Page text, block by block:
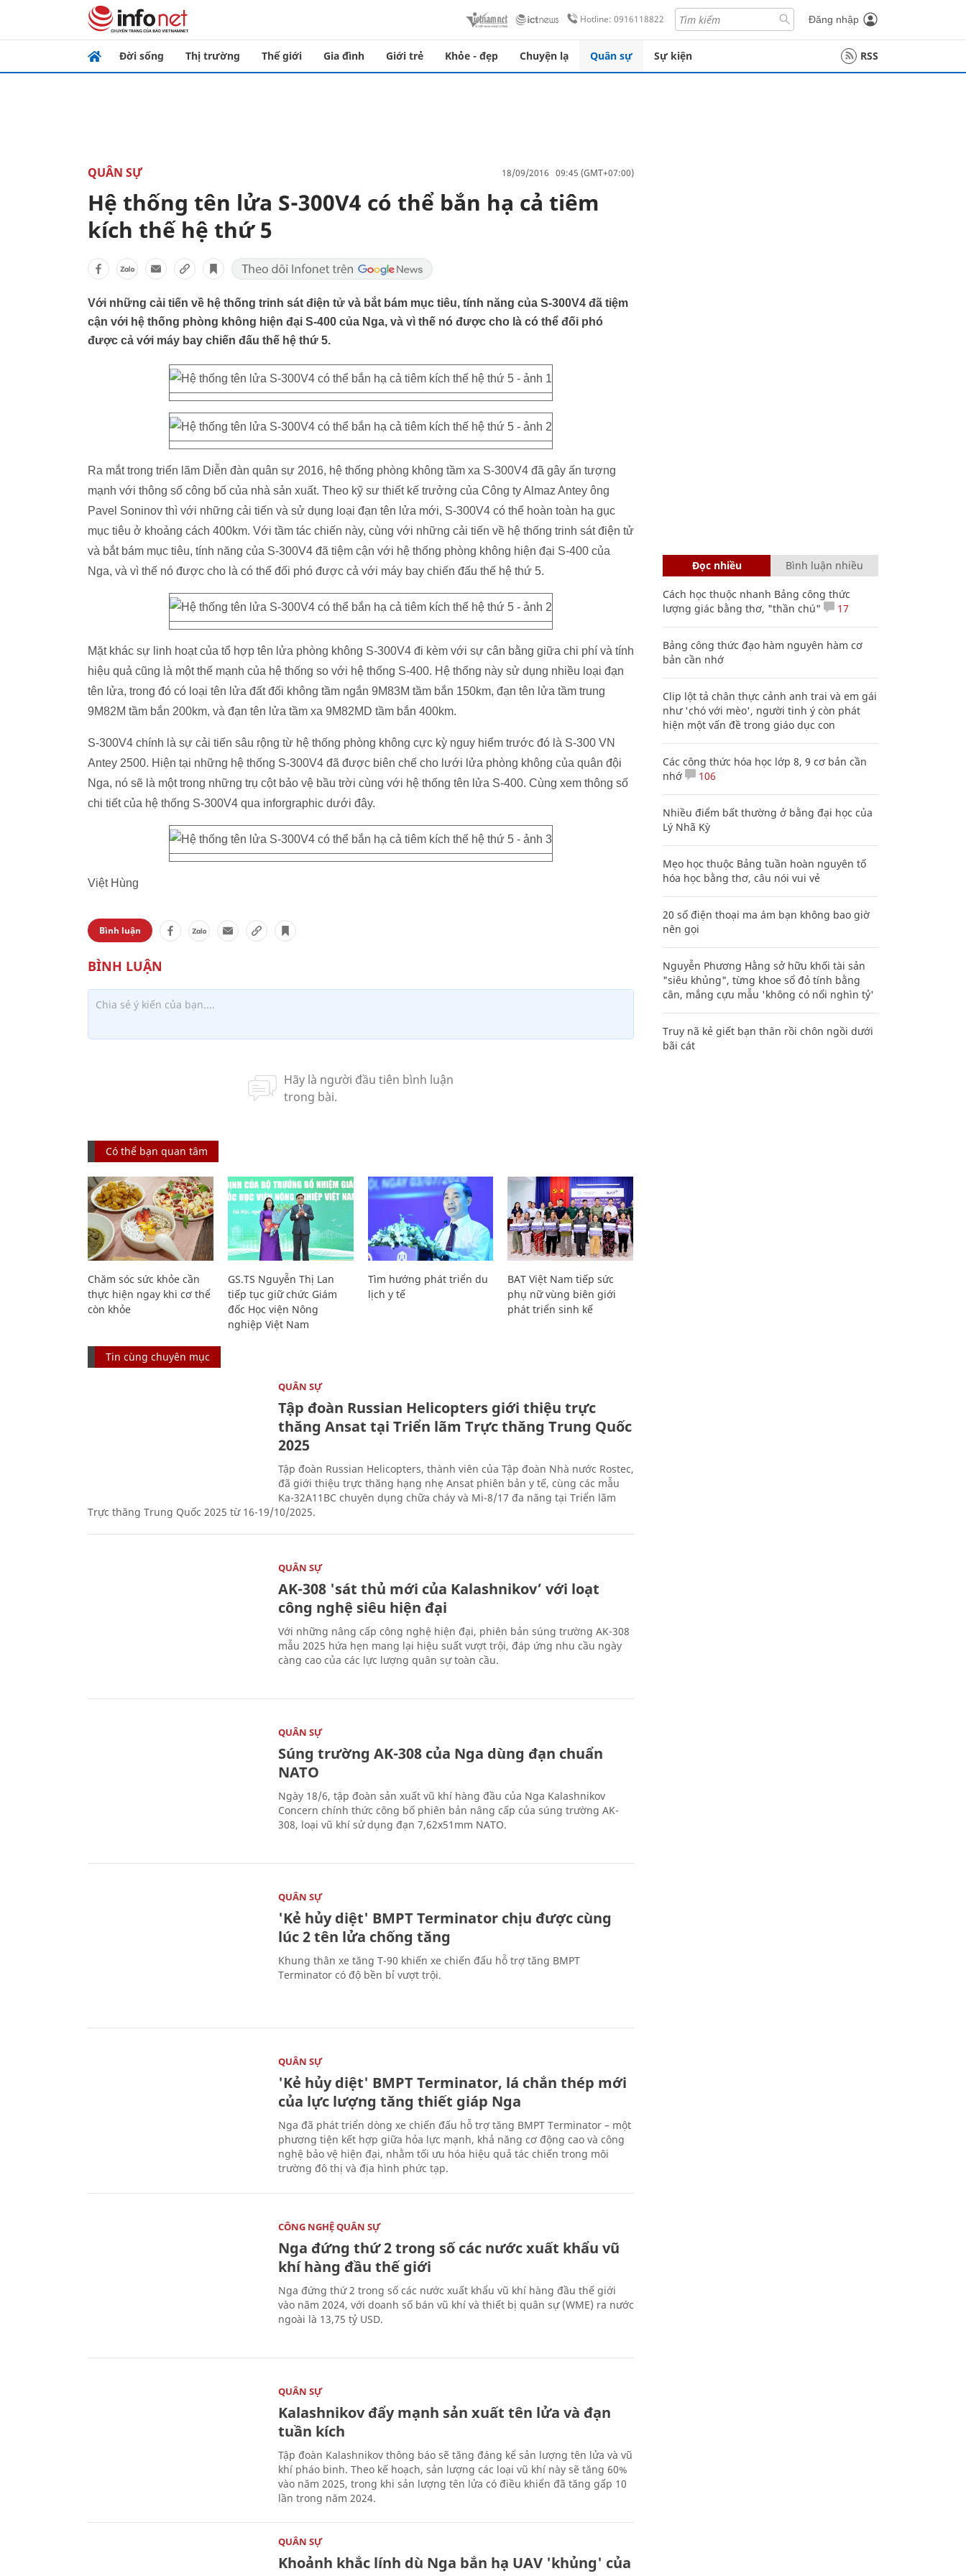
Hotline: 0916118822 Đăng nhập
Đời sống Thị trường Thế giới Gia đình Giới trẻ Khỏe - đẹp Chuyện lạ Quân sự Sự kiện RSS
QUÂN SỰ 18/09/2016 09:45 (GMT+07:00)
Hệ thống tên lửa S-300V4 có thể bắn hạ cả tiêm
kích thế hệ thứ 5
Với những cải tiến về hệ thống trinh sát điện tử và bắt bám mục tiêu, tính năng của S-300V4 đã tiệm
cận với hệ thống phòng không hiện đại S-400 của Nga, và vì thế nó được cho là có thể đối phó
được cả với máy bay chiến đấu thế hệ thứ 5.
Ra mắt trong triển lãm Diễn đàn quân sự 2016, hệ thống phòng không tầm xa S-300V4 đã gây ấn tượng
mạnh với thông số công bố của nhà sản xuất. Theo kỹ sư thiết kế trưởng của Công ty Almaz Antey ông
Pavel Soninov thì với những cải tiến và sử dụng loại đạn tên lửa mới, S-300V4 có thể hoàn toàn hạ gục
mục tiêu ở khoảng cách 400km. Với tầm tác chiến này, cùng với những cải tiến về hệ thống trinh sát điện tử
và bắt bám mục tiêu, tính năng của S-300V4 đã tiệm cận với hệ thống phòng không hiện đại S-400 của
Nga, và vì thế nó được cho là có thể đối phó được cả với máy bay chiến đấu thế hệ thứ 5.
Mặt khác sự linh hoạt của tổ hợp tên lửa phòng không S-300V4 đi kèm với sự cân bằng giữa chi phí và tính
hiệu quả cũng là một thế mạnh của hệ thống so với hệ thống S-400. Hệ thống này sử dụng nhiều loại đạn
tên lửa, trong đó có loại tên lửa đất đối không tầm ngắn 9M83M tầm bắn 150km, đạn tên lửa tầm trung
9M82M tầm bắn 200km, và đạn tên lửa tầm xa 9M82MD tầm bắn 400km.
S-300V4 chính là sự cải tiến sâu rộng từ hệ thống phòng không cực kỳ nguy hiểm trước đó là S-300 VN
Antey 2500. Hiện tại những hệ thống S-300V4 đã được biên chế cho lưới lửa phòng không của quân đội
Nga, nó sẽ là một trong những trụ cột bảo vệ bầu trời cùng với hệ thống tên lửa S-400. Cùng xem thông số
chi tiết của hệ thống S-300V4 qua inforgraphic dưới đây.
Việt Hùng
Bình luận
Có thể bạn quan tâm
Chăm sóc sức khỏe cần
thực hiện ngay khi cơ thể
còn khỏe
GS.TS Nguyễn Thị Lan
tiếp tục giữ chức Giám
đốc Học viện Nông
nghiệp Việt Nam
Tìm hướng phát triển du
lịch y tế
BAT Việt Nam tiếp sức
phụ nữ vùng biên giới
phát triển sinh kế
Tin cùng chuyên mục
QUÂN SỰ
Tập đoàn Russian Helicopters giới thiệu trực
thăng Ansat tại Triển lãm Trực thăng Trung Quốc
2025
Tập đoàn Russian Helicopters, thành viên của Tập đoàn Nhà nước Rostec,
đã giới thiệu trực thăng hạng nhẹ Ansat phiên bản y tế, cùng các mẫu
Ka-32A11BC chuyên dụng chữa cháy và Mi-8/17 đa năng tại Triển lãm
Trực thăng Trung Quốc 2025 từ 16-19/10/2025.
QUÂN SỰ
AK-308 'sát thủ mới của Kalashnikov’ với loạt
công nghệ siêu hiện đại
Với những nâng cấp công nghệ hiện đại, phiên bản súng trường AK-308
mẫu 2025 hứa hẹn mang lại hiệu suất vượt trội, đáp ứng nhu cầu ngày
càng cao của các lực lượng quân sự toàn cầu.
QUÂN SỰ
Súng trường AK-308 của Nga dùng đạn chuẩn
NATO
Ngày 18/6, tập đoàn sản xuất vũ khí hàng đầu của Nga Kalashnikov
Concern chính thức công bố phiên bản nâng cấp của súng trường AK-
308, loại vũ khí sử dụng đạn 7,62x51mm NATO.
QUÂN SỰ
'Kẻ hủy diệt' BMPT Terminator chịu được cùng
lúc 2 tên lửa chống tăng
Khung thân xe tăng T-90 khiến xe chiến đấu hỗ trợ tăng BMPT
Terminator có độ bền bỉ vượt trội.
QUÂN SỰ
'Kẻ hủy diệt' BMPT Terminator, lá chắn thép mới
của lực lượng tăng thiết giáp Nga
Nga đã phát triển dòng xe chiến đấu hỗ trợ tăng BMPT Terminator – một
phương tiện kết hợp giữa hỏa lực mạnh, khả năng cơ động cao và công
nghệ bảo vệ hiện đại, nhằm tối ưu hóa hiệu quả tác chiến trong môi
trường đô thị và địa hình phức tạp.
CÔNG NGHỆ QUÂN SỰ
Nga đứng thứ 2 trong số các nước xuất khẩu vũ
khí hàng đầu thế giới
Nga đứng thứ 2 trong số các nước xuất khẩu vũ khí hàng đầu thế giới
vào năm 2024, với doanh số bán vũ khí và thiết bị quân sự (WME) ra nước
ngoài là 13,75 tỷ USD.
QUÂN SỰ
Kalashnikov đẩy mạnh sản xuất tên lửa và đạn
tuần kích
Tập đoàn Kalashnikov thông báo sẽ tăng đáng kể sản lượng tên lửa và vũ
khí pháo binh. Theo kế hoạch, sản lượng các loại vũ khí này sẽ tăng 60%
vào năm 2025, trong khi sản lượng tên lửa có điều khiển đã tăng gấp 10
lần trong năm 2024.
QUÂN SỰ
Khoảnh khắc lính dù Nga bắn hạ UAV 'khủng' của
Đọc nhiều Bình luận nhiều
Cách học thuộc nhanh Bảng công thức
lượng giác bằng thơ, "thần chú"
17
Bảng công thức đạo hàm nguyên hàm cơ
bản cần nhớ
Clip lột tả chân thực cảnh anh trai và em gái
như 'chó với mèo', người tinh ý còn phát
hiện một vấn đề trong giáo dục con
Các công thức hóa học lớp 8, 9 cơ bản cần
nhớ
106
Nhiều điểm bất thường ở bằng đại học của
Lý Nhã Kỳ
Mẹo học thuộc Bảng tuần hoàn nguyên tố
hóa học bằng thơ, câu nói vui vẻ
20 số điện thoại ma ám bạn không bao giờ
nên gọi
Nguyễn Phương Hằng sở hữu khối tài sản
"siêu khủng", từng khoe sổ đỏ tính bằng
cân, mắng cựu mẫu 'không có nổi nghìn tỷ'
Truy nã kẻ giết bạn thân rồi chôn ngồi dưới
bãi cát